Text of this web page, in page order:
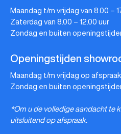
Maandag t/m vrijdag van 8.00 –
Zaterdag van 8.00 – 12.00 uur
Zondag en buiten
Openingstijden
Maandag t/m vrijdag op
Zondag en buiten
*Om u de volledige aandacht te
uitsluitend op afspraak.